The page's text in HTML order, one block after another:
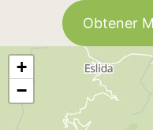
Obtener
+
−